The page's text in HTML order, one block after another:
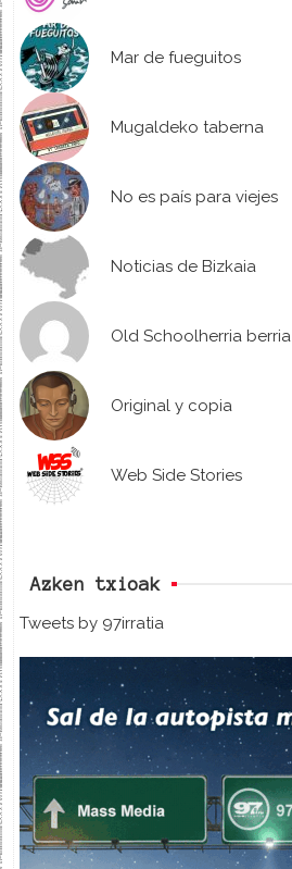
Mar de fueguitos
Mugaldeko taberna
No es país para viejes
Noticias de Bizkaia
Old Schoolherria berria
Original y copia
Web Side Stories
Azken txioak
Tweets by 97irratia